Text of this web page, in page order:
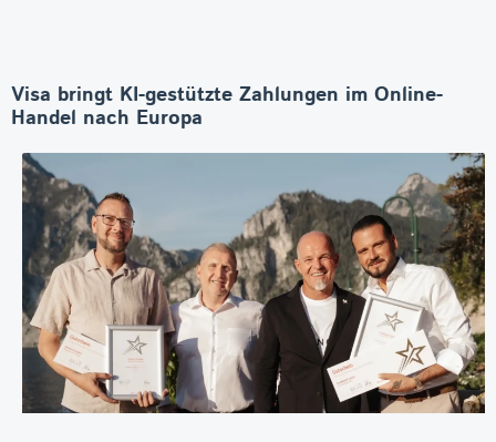
Visa bringt KI-gestützte Zahlungen im Online-
Handel nach Europa